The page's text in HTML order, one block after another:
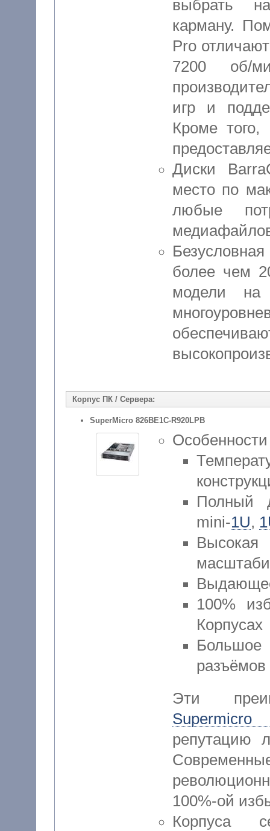
выбрать
карману.
Pro
7200 об/
игр и
Кроме
Диски
место по
любые
более чем
модели на
Корпус ПК / Сервера:
SuperMicro 826BE1C-R920LPB
Полный
mini-1U,
100%
Корпусах
разъёмов
Эти
репутацию
100%-ой
Корпуса